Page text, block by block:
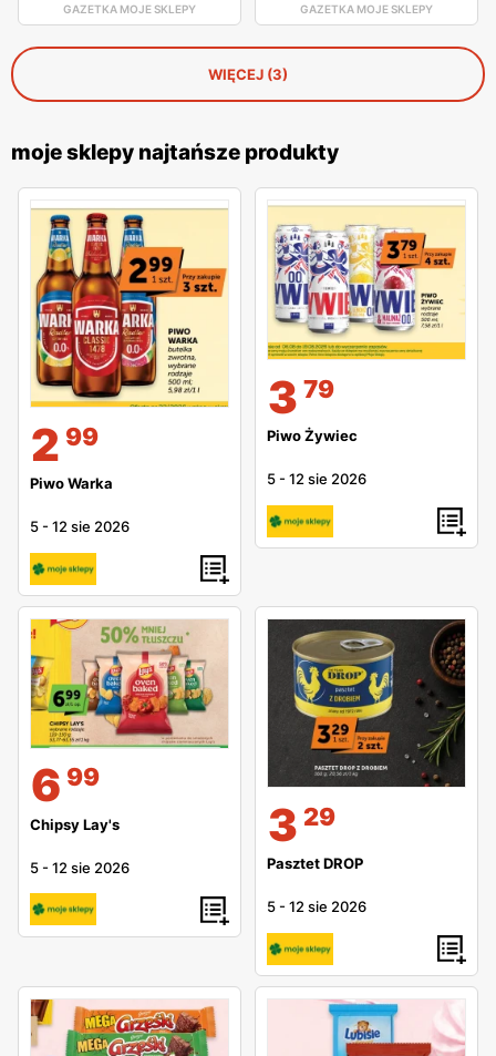
GAZETKA MOJE SKLEPY GAZETKA MOJE SKLEPY
WIĘCEJ (3)
moje sklepy najtańsze produkty
2 99
Piwo Warka
5 -12 sie 2026
3 79
Piwo Żywiec
5 -12 sie 2026
6 99
Chipsy Lay's
5 -12 sie 2026
3 29
Pasztet DROP
5 -12 sie 2026